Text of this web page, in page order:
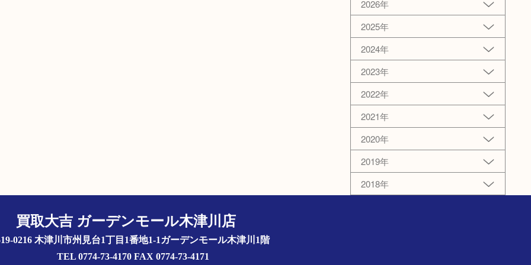
2026年
2025年
2024年
2023年
2022年
2021年
2020年
2019年
2018年
買取大吉 ガーデンモール木津川店
0216 木津川市州見台1丁目1番地1-1ガーデンモール木津川1階
TEL 0774-73-4170 FAX 0774-73-4171